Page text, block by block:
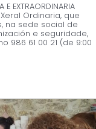
E EXTRAORDINARIA
Ordinaria, que
na sede social de
e seguridade,
986 61 00 21 (de 9:00